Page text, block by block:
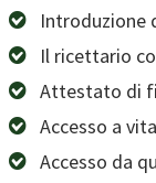
Introduzione
Il ricettario
Attestato di
Accesso a
Accesso da